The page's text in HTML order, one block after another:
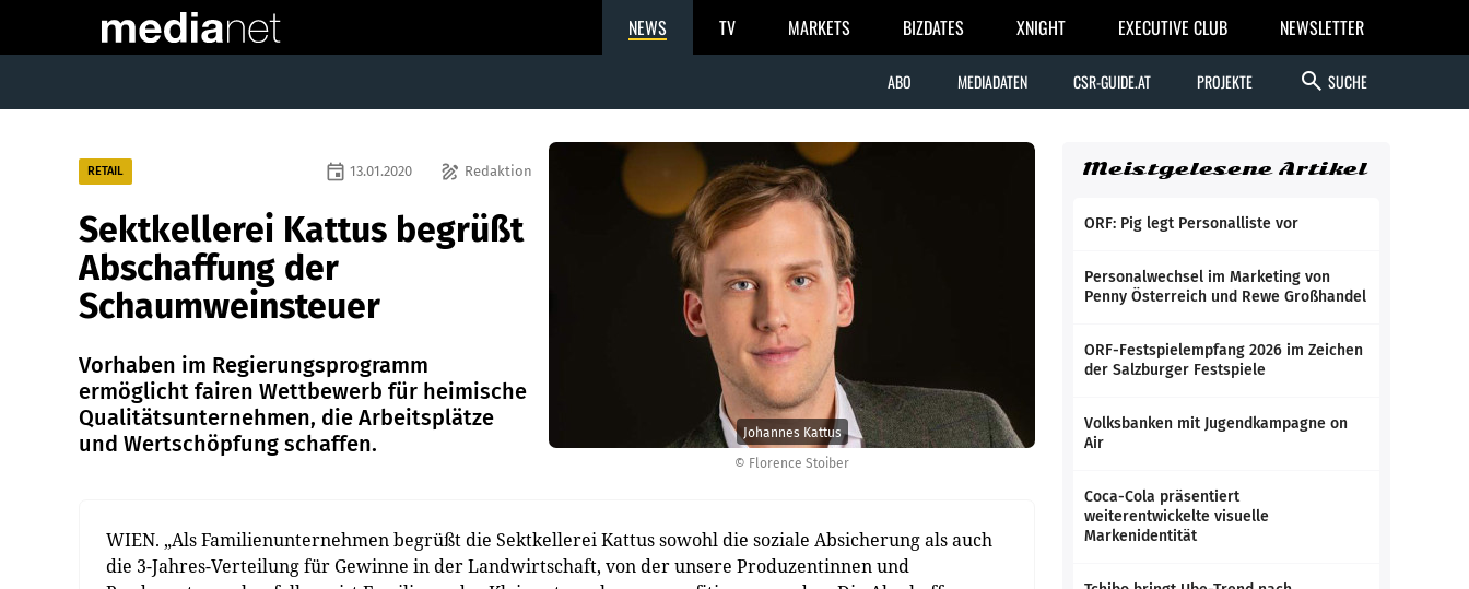
NEWS TV MARKETS BIZDATES XNIGHT EXECUTIVE CLUB NEWSLETTER
ABO MEDIADATEN CSR-GUIDE.AT PROJEKTE search SUCHE
© Florence Stoiber
Johannes Kattus
RETAIL draw Redaktion
event 13.01.2020
Sektkellerei Kattus begrüßt
Abschaffung der
Schaumweinsteuer
Vorhaben im Regierungsprogramm
ermöglicht fairen Wettbewerb für heimische
Qualitätsunternehmen, die Arbeitsplätze
und Wertschöpfung schaffen.
WIEN. „Als Familienunternehmen begrüßt die Sektkellerei Kattus sowohl die soziale Absicherung als auch
die 3-Jahres-Verteilung für Gewinne in der Landwirtschaft, von der unsere Produzentinnen und
Meistgelesene Artikel
ORF: Pig legt Personalliste vor
Personalwechsel im Marketing von
Penny Österreich und Rewe Großhandel
ORF-Festspielempfang 2026 im Zeichen
der Salzburger Festspiele
Volksbanken mit Jugendkampagne on
Air
Coca-Cola präsentiert
weiterentwickelte visuelle
Markenidentität